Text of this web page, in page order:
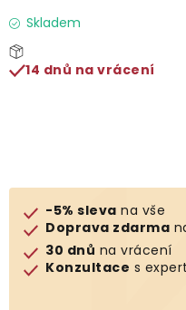
Klub
Naše katalogy
Skladem
14 dnů na vrácení
-5% sleva na vše
Doprava zdarma
30 dnů na vrácení
Konzultace s